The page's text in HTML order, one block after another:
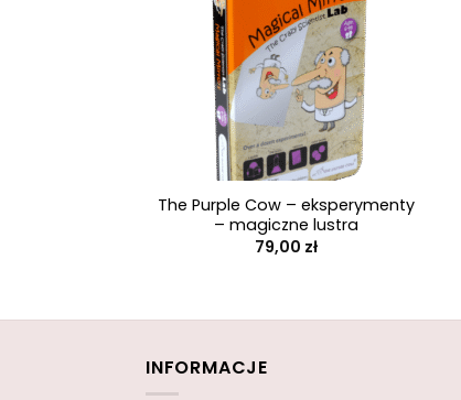
The Purple Cow – eksperymenty
– magiczne lustra
79,00 zł
INFORMACJE